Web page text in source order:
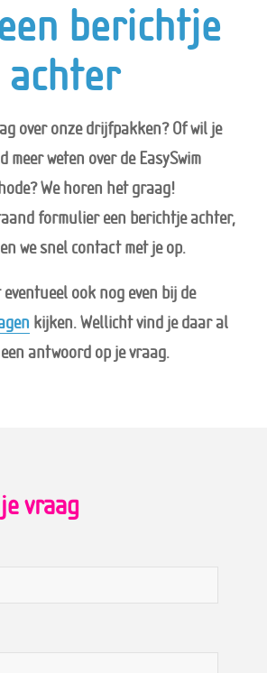
berichtje
achter
over onze drijfpakken? Of wil je
meer weten over de EasySwim
We horen het graag!
formulier een berichtje achter,
we snel contact met je op.
ook nog even bij de
kijken. Wellicht vind je daar al
antwoord op je vraag.
vraag